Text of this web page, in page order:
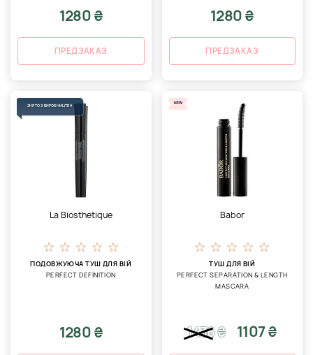
1280 ₴
ПРЕДЗАКАЗ
1280 ₴
ПРЕДЗАКАЗ
ЗНЯТО З ВИРОБНИЦТВА
La Biosthetique
ПОДОВЖУЮЧА ТУШ ДЛЯ ВІЙ
PERFECT DEFINITION
1280 ₴
NEW
Babor
ТУШ ДЛЯ ВІЙ
PERFECT SEPARATION & LENGTH
MASCARA
1436₴ 1107 ₴